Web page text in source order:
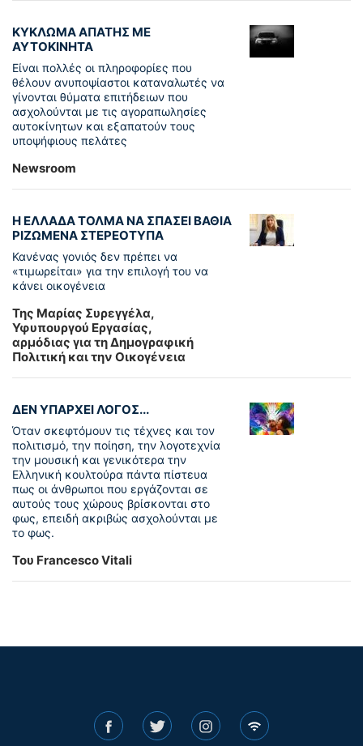
ΚΥΚΛΩΜΑ ΑΠΑΤΗΣ ΜΕ
ΑΥΤΟΚΙΝΗΤΑ
Είναι πολλές οι πληροφορίες που
θέλουν ανυποψίαστοι καταναλωτές να
γίνονται θύματα επιτήδειων που
ασχολούνται με τις αγοραπωλησίες
αυτοκίνητων και εξαπατούν τους
υποψήφιους πελάτες
Newsroom
Η ΕΛΛΑΔΑ ΤΟΛΜΑ ΝΑ ΣΠΑΣΕΙ ΒΑΘΙΑ
ΡΙΖΩΜΕΝΑ ΣΤΕΡΕΟΤΥΠΑ
Κανένας γονιός δεν πρέπει να
«τιμωρείται» για την επιλογή του να
κάνει οικογένεια
Της Μαρίας Συρεγγέλα,
Υφυπουργού Εργασίας,
αρμόδιας για τη Δημογραφική
Πολιτική και την Οικογένεια
ΔΕΝ ΥΠΑΡΧΕΙ ΛΟΓΟΣ...
Όταν σκεφτόμουν τις τέχνες και τον
πολιτισμό, την ποίηση, την λογοτεχνία
την μουσική και γενικότερα την
Ελληνική κουλτούρα πάντα πίστευα
πως οι άνθρωποι που εργάζονται σε
αυτούς τους χώρους βρίσκονται στο
φως, επειδή ακριβώς ασχολούνται με
το φως.
Του Francesco Vitali